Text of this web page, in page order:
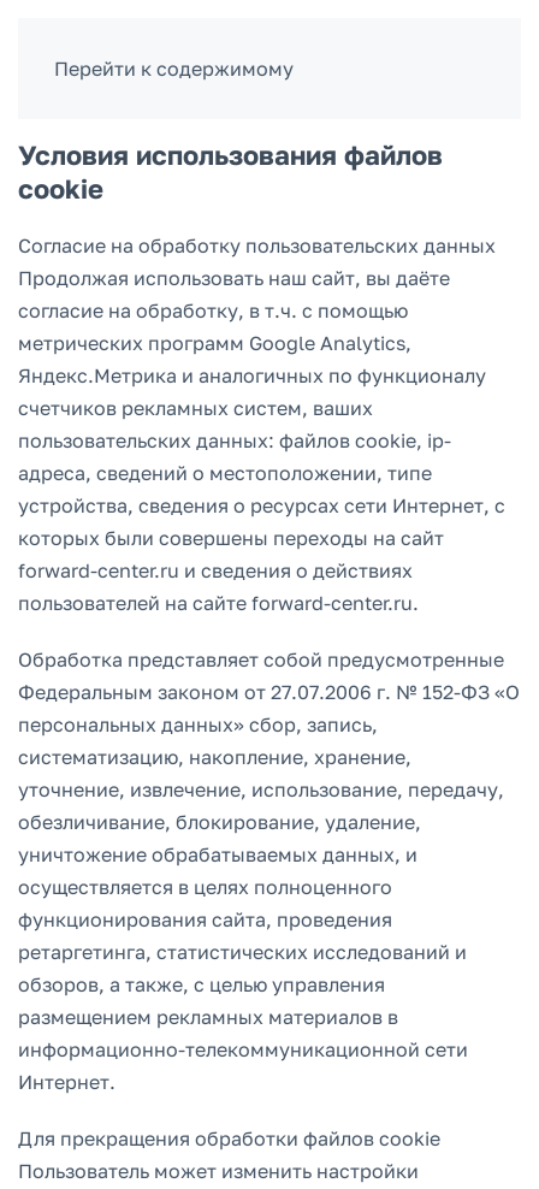
Перейти к содержимому
Условия использования файлов
cookie
Согласие на обработку пользовательских данных
Продолжая использовать наш сайт, вы даёте
согласие на обработку, в т.ч. с помощью
метрических программ Google Analytics,
Яндекс.Метрика и аналогичных по функционалу
счетчиков рекламных систем, ваших
пользовательских данных: файлов cookie, ip-
адреса, сведений о местоположении, типе
устройства, сведения о ресурсах сети Интернет, с
которых были совершены переходы на сайт
forward-center.ru и сведения о действиях
пользователей на сайте forward-center.ru.
Обработка представляет собой предусмотренные
Федеральным законом от 27.07.2006 г. № 152-ФЗ «О
персональных данных» сбор, запись,
систематизацию, накопление, хранение,
уточнение, извлечение, использование, передачу,
обезличивание, блокирование, удаление,
уничтожение обрабатываемых данных, и
осуществляется в целях полноценного
функционирования сайта, проведения
ретаргетинга, статистических исследований и
обзоров, а также, с целью управления
размещением рекламных материалов в
информационно-телекоммуникационной сети
Интернет.
Для прекращения обработки файлов cookie
Пользователь может изменить настройки